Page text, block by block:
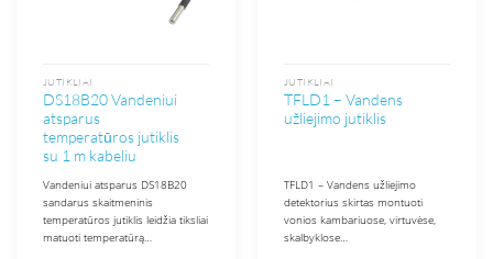
JUTIKLIAI
DS18B20 Vandeniui
atsparus
temperatūros jutiklis
su 1 m kabeliu
Vandeniui atsparus DS18B20
sandarus skaitmeninis
temperatūros jutiklis leidžia tiksliai
matuoti temperatūrą…
JUTIKLIAI
TFLD1 – Vandens
užliejimo jutiklis
TFLD1 – Vandens užliejimo
detektorius skirtas montuoti
vonios kambariuose, virtuvėse,
skalbyklose…